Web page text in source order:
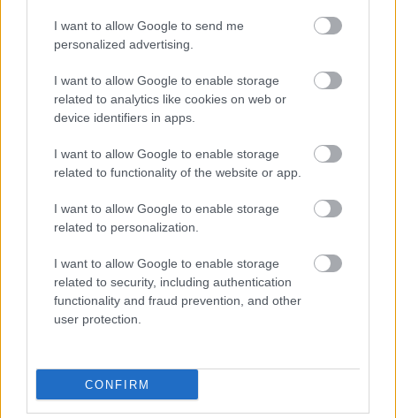
I want to allow Google to send me
personalized advertising.
I want to allow Google to enable storage
related to analytics like cookies on web or
device identifiers in apps.
I want to allow Google to enable storage
related to functionality of the website or app.
I want to allow Google to enable storage
related to personalization.
I want to allow Google to enable storage
related to security, including authentication
functionality and fraud prevention, and other
user protection.
CONFIRM
«Εγώ είμαι η ανάπηρη, αυτοί είναι οι μ***ες» –